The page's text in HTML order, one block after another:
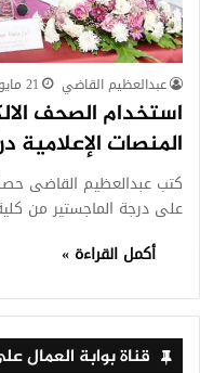
عبدالعظيم القاضي 21 مايو، 2023
استخدام الصحف
المنصات الإعلامية
كتب عبدالعظيم القاضى
على درجة الماجستير من
أكمل القراءة »
قناة بوابة العمال